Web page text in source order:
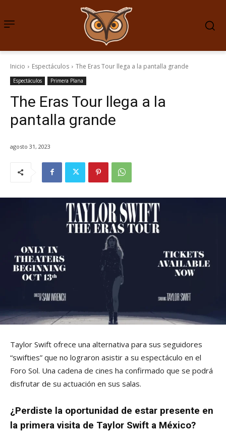
Inicio Espectáculos The Eras Tour llega a la pantalla grande
Espectáculos Primera Plana
The Eras Tour llega a la
pantalla grande
agosto 31, 2023
Taylor Swift ofrece una alternativa para sus seguidores
“swifties” que no lograron asistir a su espectáculo en el
Foro Sol. Una cadena de cines ha confirmado que se podrá
disfrutar de su actuación en sus salas.
¿Perdiste la oportunidad de estar presente en
la primera visita de Taylor Swift a México?